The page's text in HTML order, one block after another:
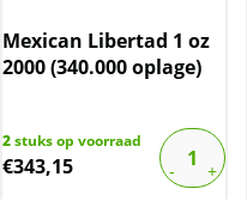
Mexican Libertad 1 oz
2000 (340.000 oplage)
2stuks op voorraad
€343,15